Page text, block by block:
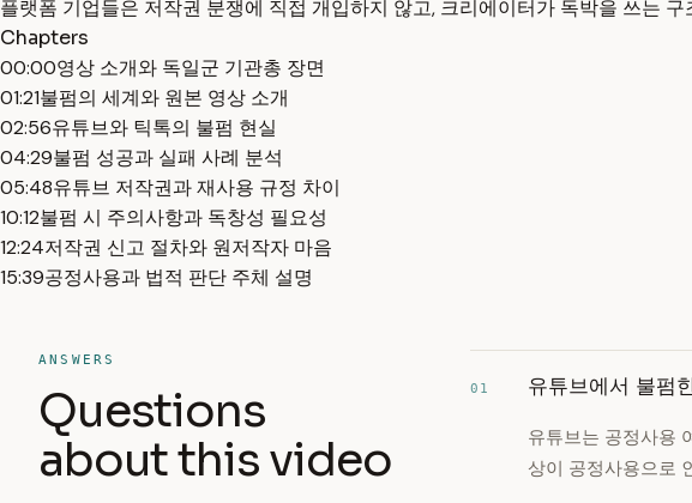
플랫폼 기업들은 저작권 분쟁에 직접 개입하지 않고, 크리에이터가 독박을 쓰는 구
Chapters
00:00영상 소개와 독일군 기관총 장면
01:21불펌의 세계와 원본 영상 소개
02:56유튜브와 틱톡의 불펌 현실
04:29불펌 성공과 실패 사례 분석
05:48유튜브 저작권과 재사용 규정 차이
10:12불펌 시 주의사항과 독창성 필요성
12:24저작권 신고 절차와 원저작자 마음
15:39공정사용과 법적 판단 주체 설명
ANSWERS
Questions
about this video
01 유튜브에서 불펌
유튜브는 공정사용
상이 공정사용으로